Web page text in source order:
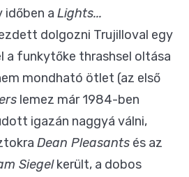
időben a Lights...
dolgozni Trujilloval egy
a funkytőke thrashsel oltása
mondható ötlet (az első
lemez már 1984-ben
igazán naggyá válni,
Dean Pleasants és az
Siegelkerült, a dobos